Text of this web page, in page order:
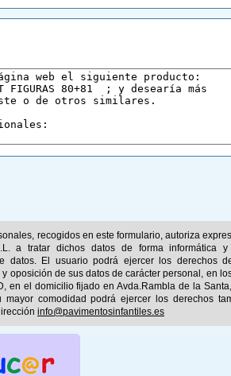
recogidos en este formulario, autoriza
a tratar dichos datos de forma informática y
datos. El usuario podrá ejercer los derechos
oposición de sus datos de carácter personal, en
en el domicilio fijado en Avda.Rambla de la
mayor comodidad podrá ejercer los derechos
info@pavimentosinfantiles.es